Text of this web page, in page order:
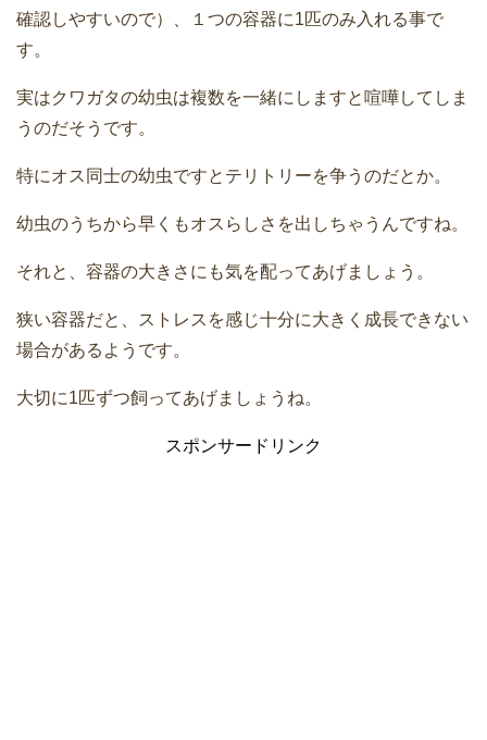
確認しやすいので）、１つの容器に1匹のみ入れる事で
す。
実はクワガタの幼虫は複数を一緒にしますと喧嘩してしま
うのだそうです。
特にオス同士の幼虫ですとテリトリーを争うのだとか。
幼虫のうちから早くもオスらしさを出しちゃうんですね。
それと、容器の大きさにも気を配ってあげましょう。
狭い容器だと、ストレスを感じ十分に大きく成長できない
場合があるようです。
大切に1匹ずつ飼ってあげましょうね。
スポンサードリンク